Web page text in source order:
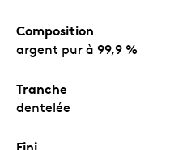
Composition
argent pur à 99,9 %
Tranche
dentelée
Fini